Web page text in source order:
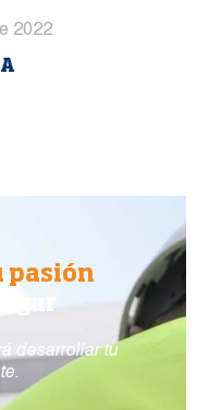
2022
pasión
desarrollar tu